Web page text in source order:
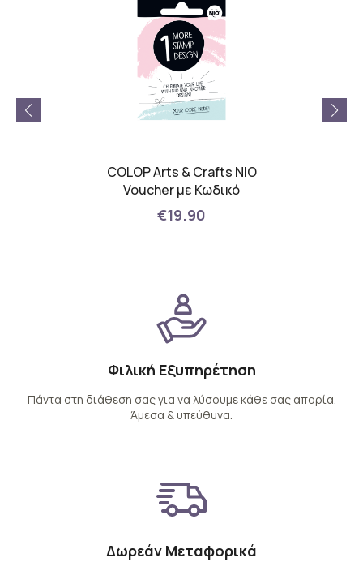
COLOP Arts & Crafts NIO
Voucher με Κωδικό
€19.90
Φιλική Εξυπηρέτηση
Πάντα στη διάθεση σας για να λύσουμε κάθε σας απορία.
Άμεσα & υπεύθυνα.
Δωρεάν Μεταφορικά